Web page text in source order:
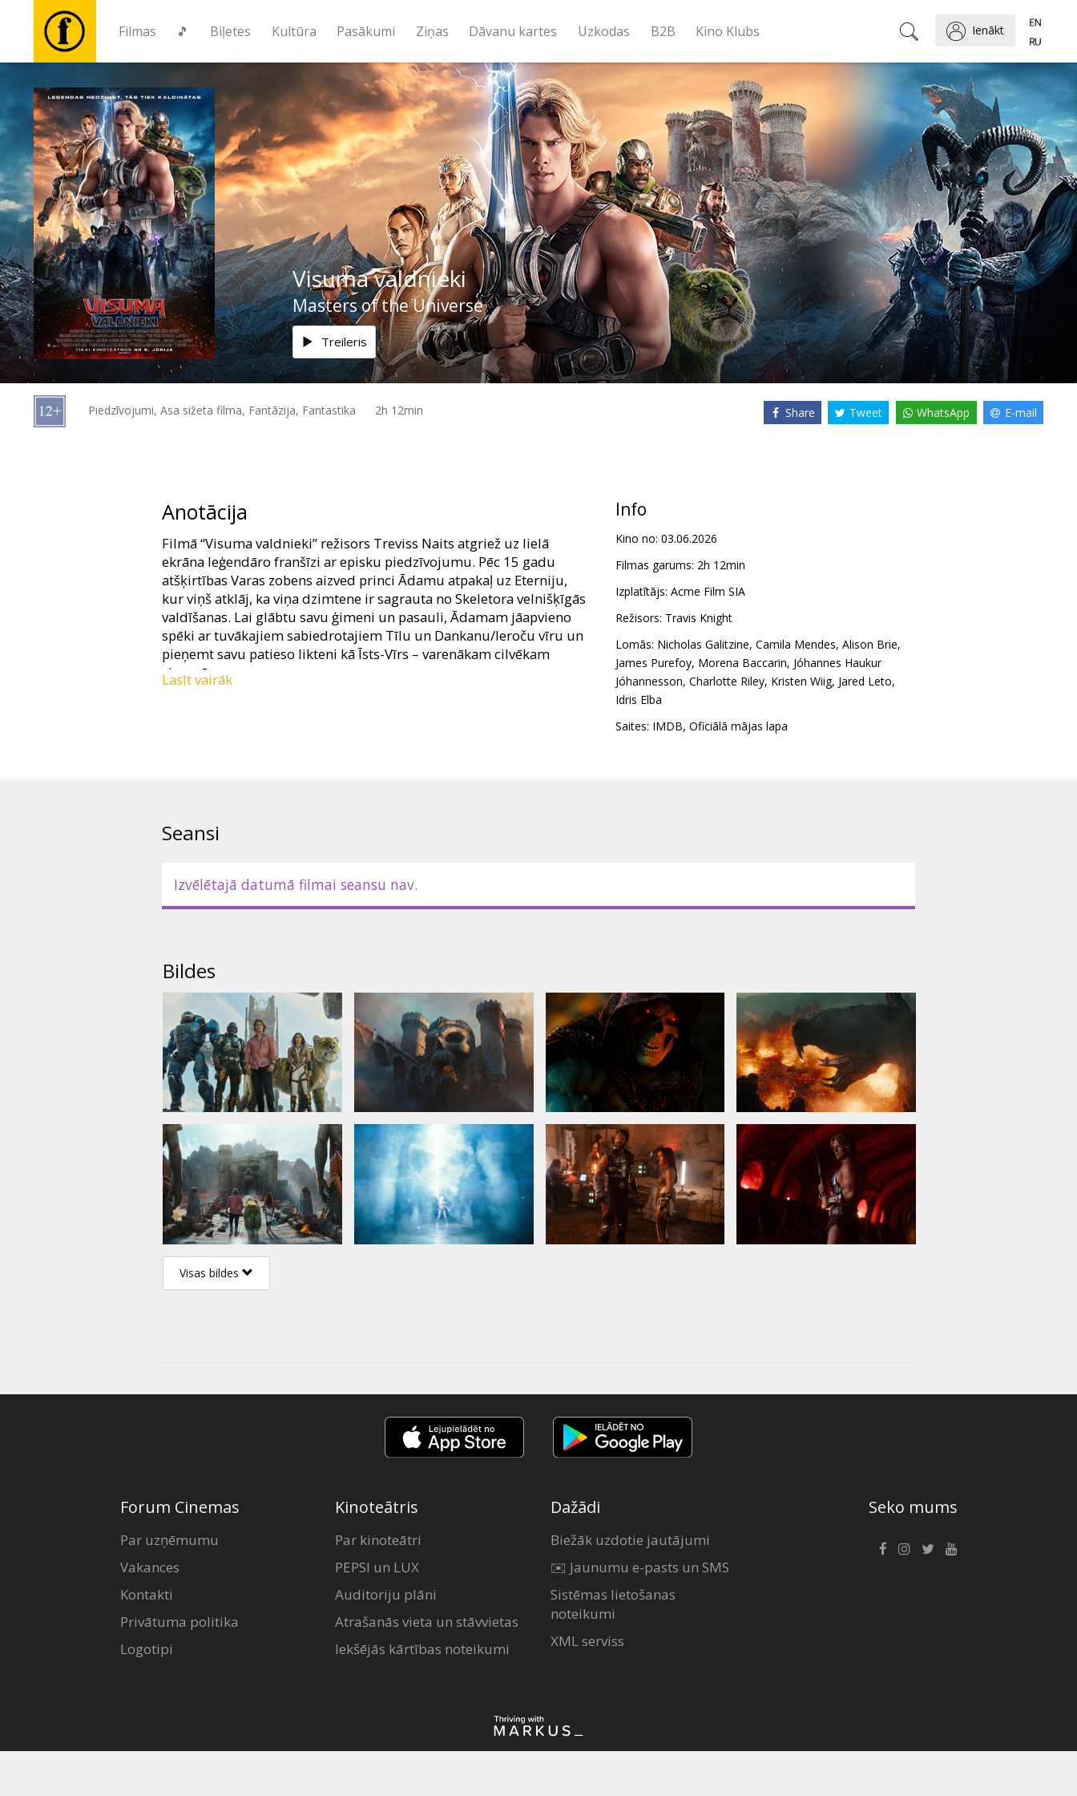
Filmas 🎵 Biļetes Kultūra Pasākumi Ziņas Dāvanu kartes Uzkodas B2B Kino Klubs Ienākt
Filmas
🎵
Biļetes
Kultūra
Pasākumi
Ziņas
Dāvanu
kartes
Visuma valdnieki
Masters of the Universe
Treileris
Piedzīvojumi, Asa sižeta filma, Fantāzija, Fantastika 2h 12min Share Tweet WhatsApp E-mail
Anotācija
Filmā “Visuma valdnieki” režisors Treviss Naits atgriež uz lielā
ekrāna leģendāro franšīzi ar episku piedzīvojumu. Pēc 15 gadu
atšķirtības Varas zobens aizved princi Ādamu atpakaļ uz Eterniju,
kur viņš atklāj, ka viņa dzimtene ir sagrauta no Skeletora velnišķīgās
valdīšanas. Lai glābtu savu ģimeni un pasauli, Ādamam jāapvieno
spēki ar tuvākajiem sabiedrotajiem Tīlu un Dankanu/Ieroču vīru un
pieņemt savu patieso likteni kā Īsts-Vīrs – varenākam cilvēkam
visumā.
Lasīt vairāk
Info
Kino no: 03.06.2026
Filmas garums: 2h 12min
Izplatītājs: Acme Film SIA
Režisors: Travis Knight
Lomās: Nicholas Galitzine, Camila Mendes, Alison Brie,
James Purefoy, Morena Baccarin, Jóhannes Haukur
Jóhannesson, Charlotte Riley, Kristen Wiig, Jared Leto,
Idris Elba
Saites: IMDB, Oficiālā mājas lapa
Seansi
Izvēlētajā datumā filmai seansu nav.
Bildes
Visas bildes
Forum Cinemas
Par uzņēmumu
Vakances
Kontakti
Privātuma politika
Logotipi
Kinoteātris
Par kinoteātri
PEPSI un LUX
Auditoriju plāni
Atrašanās vieta un stāvvietas
Iekšējās kārtības noteikumi
Dažādi
Biežāk uzdotie jautājumi
✉️ Jaunumu e-pasts un SMS
Sistēmas lietošanas
noteikumi
XML serviss
Seko mums